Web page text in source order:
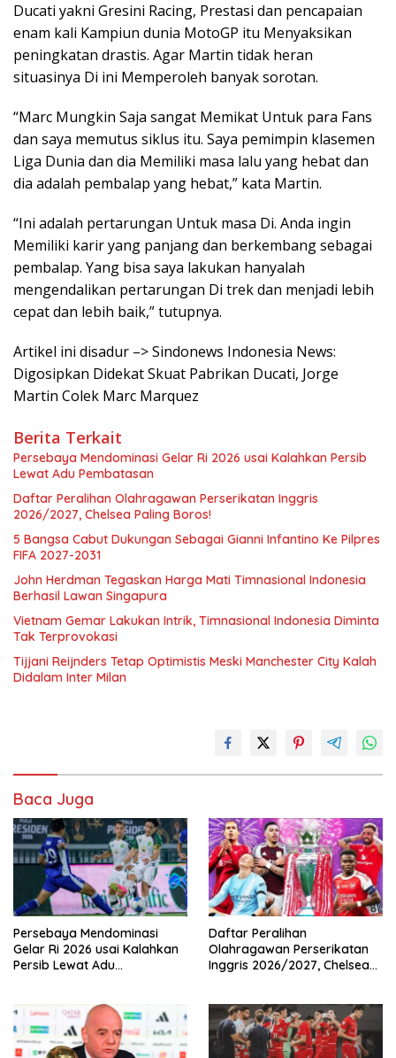
Ducati yakni Gresini Racing, Prestasi dan pencapaian
enam kali Kampiun dunia MotoGP itu Menyaksikan
peningkatan drastis. Agar Martin tidak heran
situasinya Di ini Memperoleh banyak sorotan.
“Marc Mungkin Saja sangat Memikat Untuk para Fans
dan saya memutus siklus itu. Saya pemimpin klasemen
Liga Dunia dan dia Memiliki masa lalu yang hebat dan
dia adalah pembalap yang hebat,” kata Martin.
“Ini adalah pertarungan Untuk masa Di. Anda ingin
Memiliki karir yang panjang dan berkembang sebagai
pembalap. Yang bisa saya lakukan hanyalah
mengendalikan pertarungan Di trek dan menjadi lebih
cepat dan lebih baik,” tutupnya.
Artikel ini disadur –> Sindonews Indonesia News:
Digosipkan Didekat Skuat Pabrikan Ducati, Jorge
Martin Colek Marc Marquez
Berita Terkait
Persebaya Mendominasi Gelar Ri 2026 usai Kalahkan Persib
Lewat Adu Pembatasan
Daftar Peralihan Olahragawan Perserikatan Inggris
2026/2027, Chelsea Paling Boros!
5 Bangsa Cabut Dukungan Sebagai Gianni Infantino Ke Pilpres
FIFA 2027-2031
John Herdman Tegaskan Harga Mati Timnasional Indonesia
Berhasil Lawan Singapura
Vietnam Gemar Lakukan Intrik, Timnasional Indonesia Diminta
Tak Terprovokasi
Tijjani Reijnders Tetap Optimistis Meski Manchester City Kalah
Didalam Inter Milan
Baca Juga
Persebaya Mendominasi
Gelar Ri 2026 usai Kalahkan
Persib Lewat Adu
Daftar Peralihan
Olahragawan Perserikatan
Inggris 2026/2027, Chelsea